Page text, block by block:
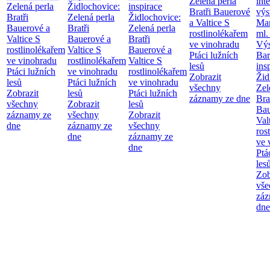
Zelená perla
Bratři
Bauerové a
Valtice S
rostlinolékařem
ve vinohradu
Ptáci lužních
lesů
Zobrazit
všechny
záznamy ze
dne
Židlochovice:
Zelená perla
Bratři
Bauerové a
Valtice S
rostlinolékařem
ve vinohradu
Ptáci lužních
lesů
Zobrazit
všechny
záznamy ze
dne
inspirace
Židlochovice:
Zelená perla
Bratři
Bauerové a
Valtice S
rostlinolékařem
ve vinohradu
Ptáci lužních
lesů
Zobrazit
všechny
záznamy ze
dne
Bratři Bauerové
a Valtice S
rostlinolékařem
ve vinohradu
Ptáci lužních
lesů
Zobrazit
všechny
záznamy ze dne
ml.
ve
dne